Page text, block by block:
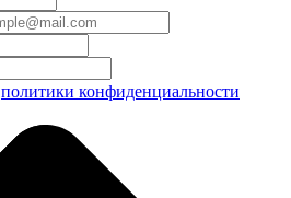
политики конфиденциальности